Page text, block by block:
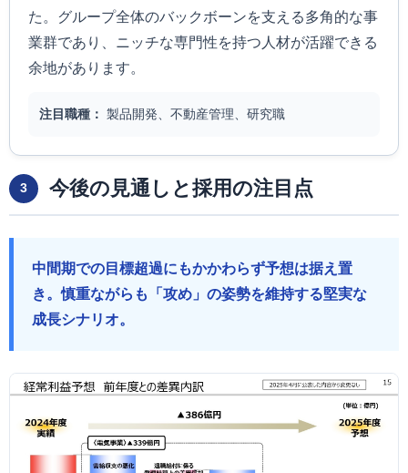
た。グループ全体のバックボーンを支える多角的な事
業群であり、ニッチな専門性を持つ人材が活躍できる
余地があります。
注目職種： 製品開発、不動産管理、研究職
3 今後の見通しと採用の注目点
中間期での目標超過にもかかわらず予想は据え置
き。慎重ながらも「攻め」の姿勢を維持する堅実な
成長シナリオ。